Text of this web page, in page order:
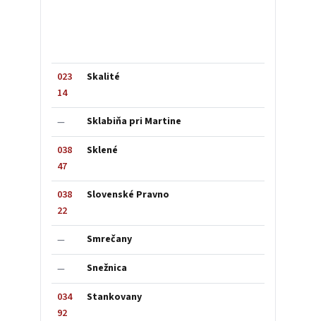
023
14
Skalité
— Sklabiňa pri Martine
038
47
Sklené
038
22
Slovenské Pravno
— Smrečany
— Snežnica
034
92
Stankovany